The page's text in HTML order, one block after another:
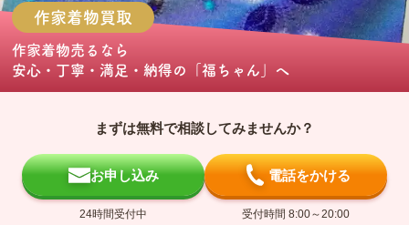
作家着物買取
作家着物売る なら
安心・丁寧・満足・納得の
「福ちゃん」 へ
まずは無料で相談してみませんか？
お申し込み
24時間受付中
電話をかける
受付時間 8:00～20:00